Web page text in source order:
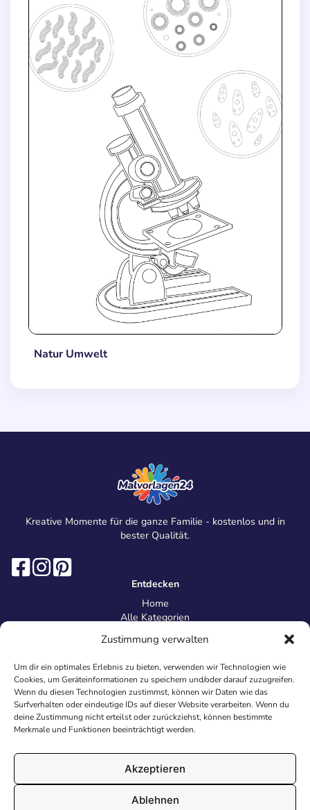
Zustimmung verwalten
Um dir ein optimales Erlebnis zu bieten, verwenden wir Technologien wie
Cookies, um Geräteinformationen zu speichern und/oder darauf zuzugreifen.
Wenn du diesen Technologien zustimmst, können wir Daten wie das
Surfverhalten oder eindeutige IDs auf dieser Website verarbeiten. Wenn du
deine Zustimmung nicht erteilst oder zurückziehst, können bestimmte
Merkmale und Funktionen beeinträchtigt werden.
Akzeptieren
Ablehnen
Natur Umwelt
Kreative Momente für die ganze Familie - kostenlos und in
bester Qualität.
Entdecken
Home
Alle Kategorien
Information
Über uns
Kontakt
Inhaltsrichtlinien
Recht & Datenschutz
Impressum
AGB
Cookies